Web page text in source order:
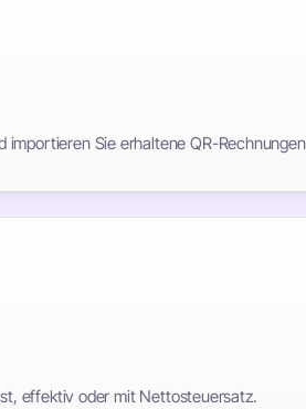
Sie erhaltene QR-
effektiv oder mit Nettosteuersatz.